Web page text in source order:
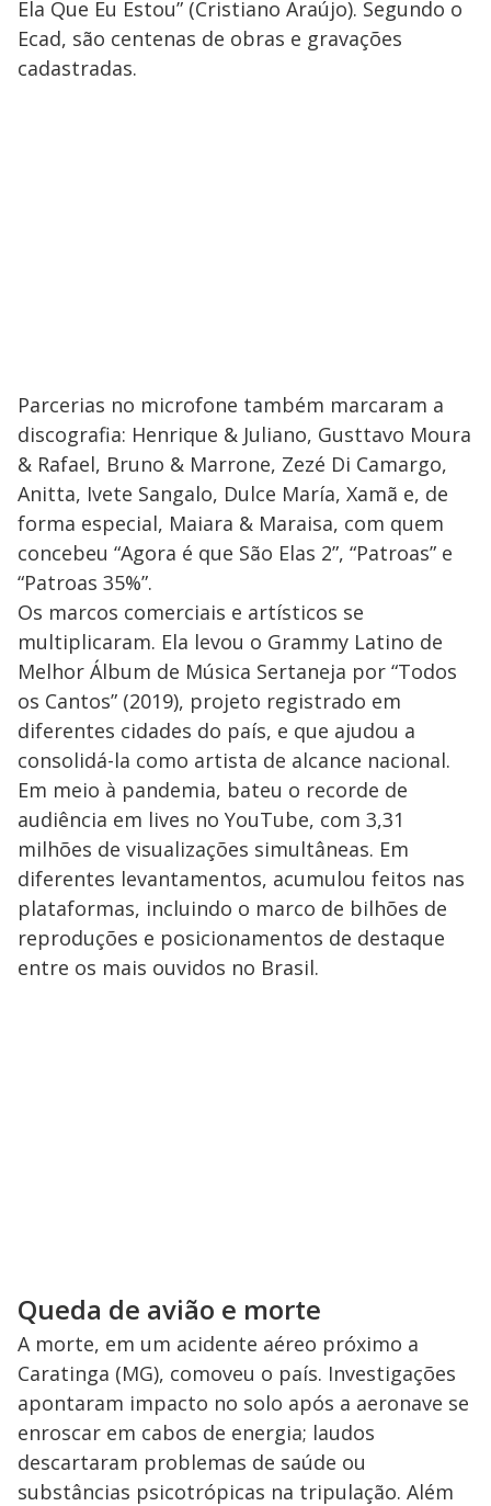
Ela Que Eu Estou” (Cristiano Araújo). Segundo o
Ecad, são centenas de obras e gravações
cadastradas.
Parcerias no microfone também marcaram a
discografia: Henrique & Juliano, Gusttavo Moura
& Rafael, Bruno & Marrone, Zezé Di Camargo,
Anitta, Ivete Sangalo, Dulce María, Xamã e, de
forma especial, Maiara & Maraisa, com quem
concebeu “Agora é que São Elas 2”, “Patroas” e
“Patroas 35%”.
Os marcos comerciais e artísticos se
multiplicaram. Ela levou o Grammy Latino de
Melhor Álbum de Música Sertaneja por “Todos
os Cantos” (2019), projeto registrado em
diferentes cidades do país, e que ajudou a
consolidá-la como artista de alcance nacional.
Em meio à pandemia, bateu o recorde de
audiência em lives no YouTube, com 3,31
milhões de visualizações simultâneas. Em
diferentes levantamentos, acumulou feitos nas
plataformas, incluindo o marco de bilhões de
reproduções e posicionamentos de destaque
entre os mais ouvidos no Brasil.
Queda de avião e morte
A morte, em um acidente aéreo próximo a
Caratinga (MG), comoveu o país. Investigações
apontaram impacto no solo após a aeronave se
enroscar em cabos de energia; laudos
descartaram problemas de saúde ou
substâncias psicotrópicas na tripulação. Além